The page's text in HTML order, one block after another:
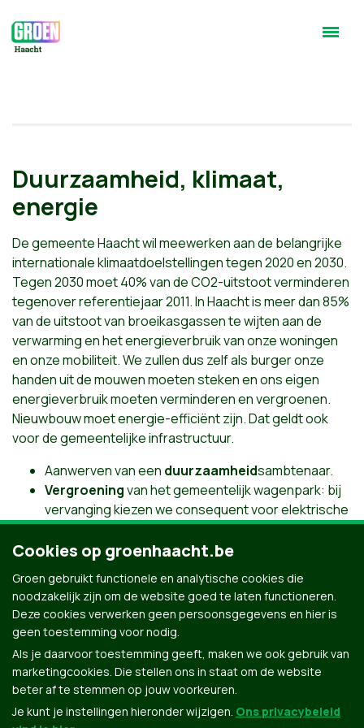
Duurzaamheid, klimaat,
energie
De gemeente Haacht wil meewerken aan de belangrijke
internationale klimaatdoelstellingen tegen 2020 en 2030.
Tegen 2030 moet 40% van de CO2-uitstoot verminderen
tegenover referentiejaar 2011. In Haacht is meer dan 85%
van de uitstoot van broeikasgassen te wijten aan de
verwarming en het energieverbruik van onze woningen
en onze mobiliteit. We zullen dus zelf als burger onze
handen uit de mouwen moeten steken en ons eigen
energieverbruik moeten verminderen en vergroenen.
Nieuwbouw moet energie-efficiënt zijn. Dat geldt ook
voor de gemeentelijke infrastructuur.
Aanwerven van een duurzaamheidsambtenaar.
Vergroeningvan het gemeentelijk wagenpark: bij
vervanging kiezen we consequent voor elektrische
wagens of wagens op CNG.
Vernieuwing van de openbare verlichting, waarbij
energiezuinigeLED-verlichting.
Ondersteunen van
isoleren
woningen.
Cookies op groenhaacht.be
Groen gebruikt functionele en analytische cookies die
noodzakelijk zijn om de website goed te laten functioneren.
Deze cookies verwerken geen persoonsgegevens en hier is
geen toestemming voor nodig.
Als je daarvoor toestemming geeft, maken we ook gebruik van
marketingcookies. Die stellen ons in staat om de website
beter af te stemmen op jouw voorkeuren.
Je kunt je instellingen hieronder wijzigen. Ons privacybeleid